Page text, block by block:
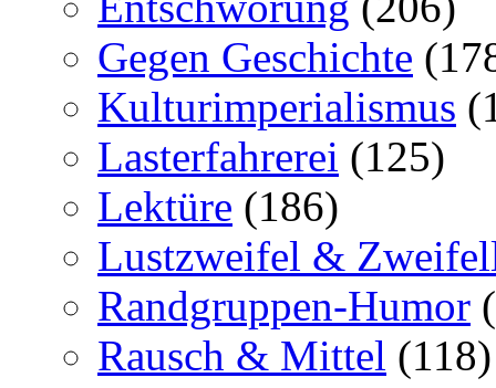
Gegen Geschichte
Kulturimperialismus
Lasterfahrerei (125)
Lektüre (186)
Lustzweifel &
Randgruppen-Humor
Rausch & Mittel (118)